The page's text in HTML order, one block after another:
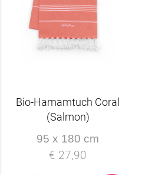
Bio-Hamamtuch Coral
(Salmon)
95 x 180 cm
€ 27,90